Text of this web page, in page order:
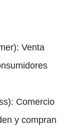
Venta
Comercio
y compran